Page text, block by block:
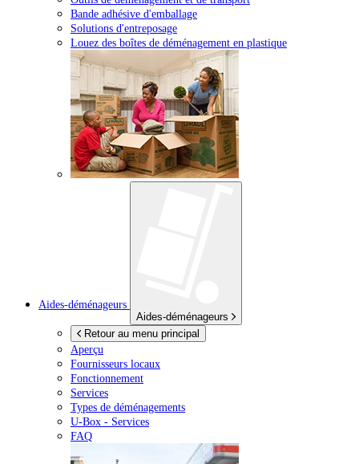
Bande adhésive d'emballage
Solutions d'entreposage
Louez des boîtes de déménagement en plastique
Aides-déménageurs
Aides-déménageurs
Retour au menu principal
Aperçu
Fournisseurs locaux
Fonctionnement
Services
Types de déménagements
U-Box - Services
FAQ